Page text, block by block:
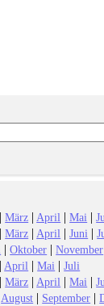
|März | April |Mai |
|März | April |Juni |
|Oktober |November
| April |Mai |Juli
|März | April |Mai |
August | September |